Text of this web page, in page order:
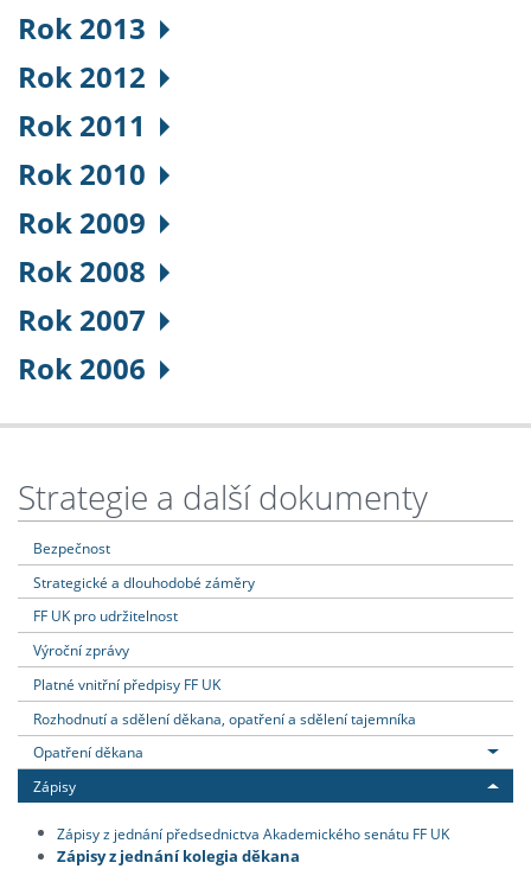
Rok 2013
Rok 2012
Rok 2011
Rok 2010
Rok 2009
Rok 2008
Rok 2007
Rok 2006
Strategie a další dokumenty
Bezpečnost
Strategické a dlouhodobé záměry
FF UK pro udržitelnost
Výroční zprávy
Platné vnitřní předpisy FF UK
Rozhodnutí a sdělení děkana, opatření a sdělení tajemníka
Opatření děkana
Zápisy
Zápisy z jednání předsednictva Akademického senátu FF UK
Zápisy z jednání kolegia děkana